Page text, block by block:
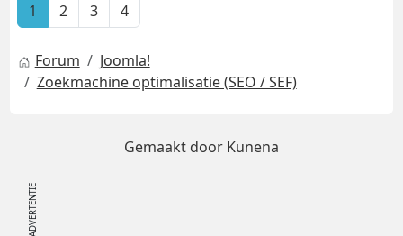
1 2 3 4
Forum
Joomla!
Zoekmachine optimalisatie (SEO / SEF)
Gemaakt door Kunena